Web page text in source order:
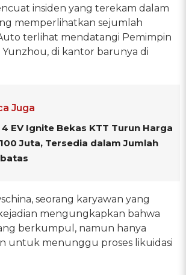
insiden yang terekam dalam
memperlihatkan sejumlah
terlihat mendatangi Pemimpin
Yunzhou, di kantor barunya di
Juga
4 EV Ignite Bekas KTT Turun Harga
Juta, Tersedia dalam Jumlah
seorang karyawan yang
mengungkapkan bahwa
berkumpul, namun hanya
untuk menunggu proses likuidasi